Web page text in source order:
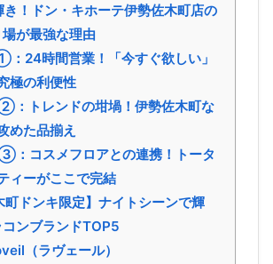
き！ドン・キホーテ伊勢佐木町店の
が最強な理由
24時間営業！「今すぐ欲しい」
極の利便性
トレンドの坩堝！伊勢佐木町な
めた品揃え
コスメフロアとの連携！トータ
ィーがここで完結
町ドンキ限定】ナイトシーンで輝
コンブランドTOP5
（ラヴェール）